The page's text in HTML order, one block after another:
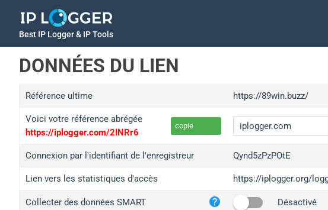
Best IP Logger & IP Tools
DONNÉES DU LIEN
Référence ultime https://89win.buzz/
Voici votre référence abrégée
https://iplogger.com/2INRr6
copie
iplogger.org
wl.gl
Connexion par l'identifiant de l'enregistreur Qynd5zPzPOtE
Lien vers les statistiques d'accès https://iplogger.org/
Collecter des données SMART Désactivé